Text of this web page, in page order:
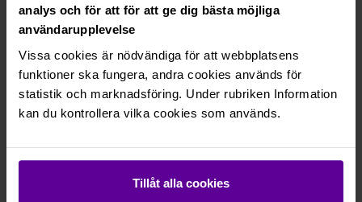
analys och för att för att ge dig bästa möjliga
användarupplevelse
Vissa cookies är nödvändiga för att webbplatsens
funktioner ska fungera, andra cookies används för
statistik och marknadsföring. Under rubriken Information
kan du kontrollera vilka cookies som används.
Tillåt alla cookies
Mariehemsvägen 41A-H, 41J-
P, 41R-V, 41X-Z, 41Å, 41Ä, 41Ö
Flyttfågeln 11